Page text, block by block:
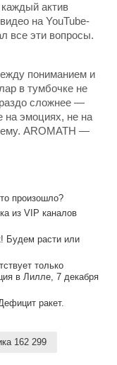
актив
на YouTube-
все эти вопросы.
пониманием и
в тумбочке не
сложнее —
на эмоциях, не на
AROMATH —
произошло?
из VIP каналов
Будем расти или
только
в Лилле, 7 декабря
ракет.
162 299